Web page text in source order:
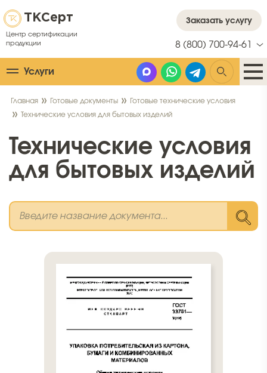
ТКСерт
Центр сертификации
продукции
8 (800) 700-94-61
Заказать услугу
Услуги
Главная Готовые документы
Готовые технические условия
Технические условия для бытовых изделий
Технические условия
для бытовых изделий